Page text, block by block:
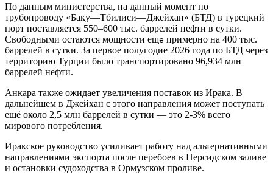
По данным министерства, на данный момент по
трубопроводу «Баку—Тбилиси—Джейхан» (БТД) в турецкий
порт поставляется 550–600 тыс. баррелей нефти в сутки.
Свободными остаются мощности еще примерно на 400 тыс.
баррелей в сутки. За первое полугодие 2026 года по БТД через
территорию Турции было транспортировано 96,934 млн
баррелей нефти.
Анкара также ожидает увеличения поставок из Ирака. В
дальнейшем в Джейхан с этого направления может поступать
ещё около 2,5 млн баррелей в сутки — это 2-3% всего
мирового потребления.
Иракское руководство усиливает работу над альтернативными
направлениями экспорта после перебоев в Персидском заливе
и остановки судоходства в Ормузском проливе.